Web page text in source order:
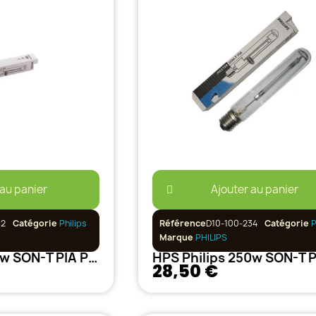
panier
Catégorie Philips
HPS Philips 150w SON-T PIA PLUS E27
Ajouter au panier
RéférenceD10-100-234 Catégorie
Marque PHILIPS
28,50 €